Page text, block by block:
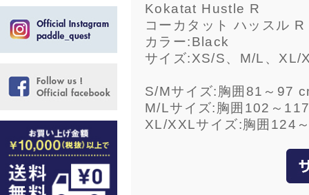
Kokatat Hustle R
コーカタット ハッスル R
カラー:Black
サイズ:XS/S、M/L、XL/
S/Mサイズ:胸囲81～97
M/Lサイズ:胸囲102～
XL/XXLサイズ:胸囲124